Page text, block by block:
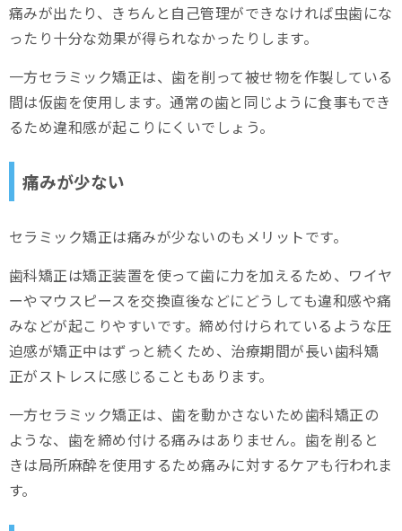
痛みが出たり、きちんと自己管理ができなければ虫歯にな
ったり十分な効果が得られなかったりします。
一方セラミック矯正は、歯を削って被せ物を作製している
間は仮歯を使用します。通常の歯と同じように食事もでき
るため違和感が起こりにくいでしょう。
痛みが少ない
セラミック矯正は痛みが少ないのもメリットです。
歯科矯正は矯正装置を使って歯に力を加えるため、ワイヤ
ーやマウスピースを交換直後などにどうしても違和感や痛
みなどが起こりやすいです。締め付けられているような圧
迫感が矯正中はずっと続くため、治療期間が長い歯科矯
正がストレスに感じることもあります。
一方セラミック矯正は、歯を動かさないため歯科矯正の
ような、歯を締め付ける痛みはありません。歯を削ると
きは局所麻酔を使用するため痛みに対するケアも行われま
す。